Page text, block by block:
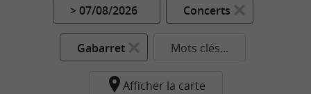
> 07/08/2026 Concerts
Gabarret Mots clés...
Afficher la carte